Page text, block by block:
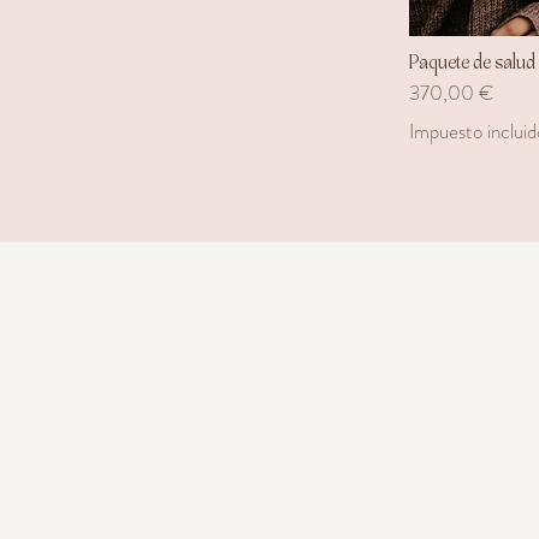
Paquete de
Precio
370,00 €
Impuesto